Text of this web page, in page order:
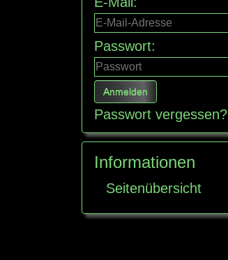
Passwort:
Passwort vergessen?
Informationen
Seitenübersicht